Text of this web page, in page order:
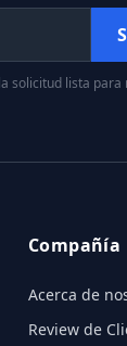
solicitud lista para
Compañía
Acerca de
Review de